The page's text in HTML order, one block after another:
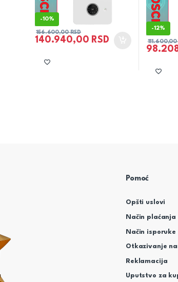
-10%
140.940,00 RSD
156.600,00RSD
-12%
Pomoć
Opšti uslovi
Način plaćanja
Način isporuke
Otkazivanje
Reklamacija
Uputstvo za